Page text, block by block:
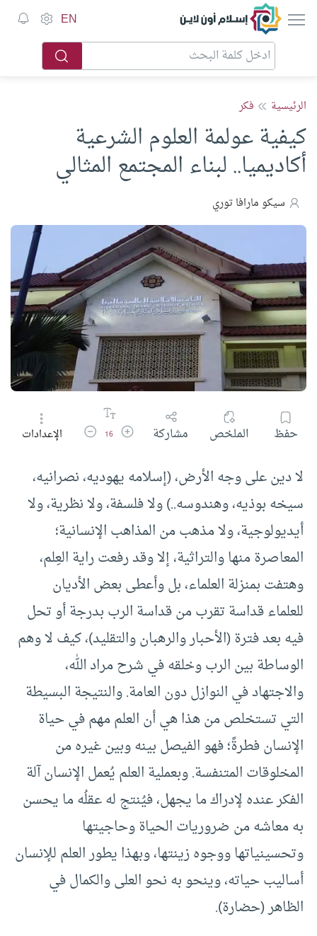
إسلام أون لاين EN
الرئيسية فكر
كيفية عولمة العلوم الشرعية
أكاديميا.. لبناء المجتمع المثالي
سيكو مارافا توري
حفظ الملخص مشاركة زيادة حجم الخط
16 تقليل حجم الخط
الإعدادات
لا دين على وجه الأرض، (إسلامه يهوديه، نصرانيه،
سيخه بوذيه، وهندوسه..) ولا فلسفة، ولا نظرية، ولا
أيديولوجية، ولا مذهب من المذاهب الإنسانية؛
المعاصرة منها والتراثية، إلا وقد رفعت راية العِلم،
وهتفت بمنزلة العلماء، بل وأعطى بعض الأديان
للعلماء قداسة تقرب من قداسة الرب بدرجة أو تحل
فيه بعد فترة (الأحبار والرهبان والتقليد)، كيف لا وهم
الوساطة بين الرب وخلقه في شرح مراد الله،
والاجتهاد في النوازل دون العامة. والنتيجة البسيطة
التي تستخلص من هذا هي أن العلم مهم في حياة
الإنسان فطرةً؛ فهو الفيصل بينه وبين غيره من
المخلوقات المتنفسة. وبعملية العلم يُعمل الإنسان آلة
الفكر عنده لإدراك ما يجهل، فيُنتج له عقلُه ما يحسن
به معاشه من ضروريات الحياة وحاجيتها
وتحسينياتها ووجوه زينتها، وبهذا يطور العلم للإنسان
أساليب حياته، وينحو به نحو العلى والكمال في
الظاهر (حضارة).